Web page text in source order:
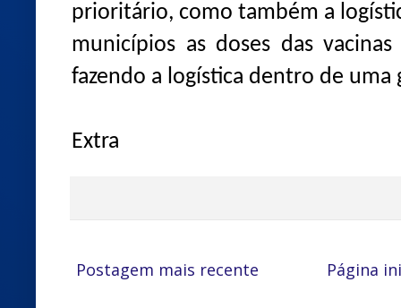
prioritário, como também a
municípios as doses das
fazendo a logística dentro de
Extra
Postagem mais recente Página